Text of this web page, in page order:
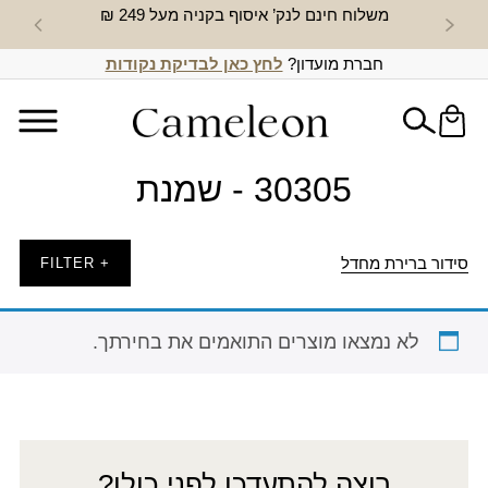
משלוח חינם לנק’ איסוף בקניה מעל 249 ₪ חדש
חברת מועדון? לחץ כאן לבדיקת נקודות
30305 - שמנת
סידור ברירת מחדל + FILTER
לא נמצאו מוצרים התואמים את בחירתך.